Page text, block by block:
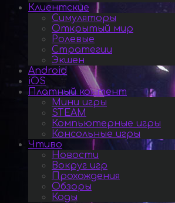
Клиентские
Симуляторы
Открытый мир
Ролевые
Стратегии
Экшен
Android
iOS
Платный контент
Мини игры
STEAM
Компьютерные игры
Консольные игры
Чтиво
Новости
Вокруг игр
Прохождения
Обзоры
Коды